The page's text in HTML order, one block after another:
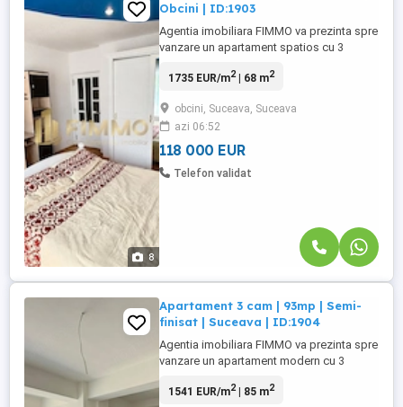
8
Obcini | ID:1903
Agentia imobiliara FIMMO va prezinta spre
vanzare un apartament spatios cu 3
dintre cele mai cautate si bine dezvoltate
Suceava. Pozitionarea excelenta ofera
acces rapid catre toate facilitatile
necesare unui stil de viata confortabil, ...
1735 EUR/m2| 68 m2
obcini, Suceava, Suceava
azi 06:52
118 000 EUR
Telefon validat
Apartament 3 cam | 93mp | Semi-
finisat | Suceava | ID:1904
Agentia imobiliara FIMMO va prezinta spre
vanzare un apartament modern cu 3
in anul 2025, destinat celor care isi doresc
1541 EUR/m2| 85 m2